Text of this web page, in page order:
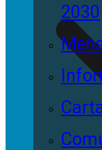
2030